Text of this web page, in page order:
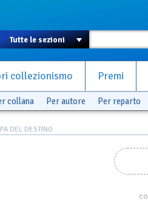
collezionismo Premi
collana Per autore Per reparto
DEL DESTINO